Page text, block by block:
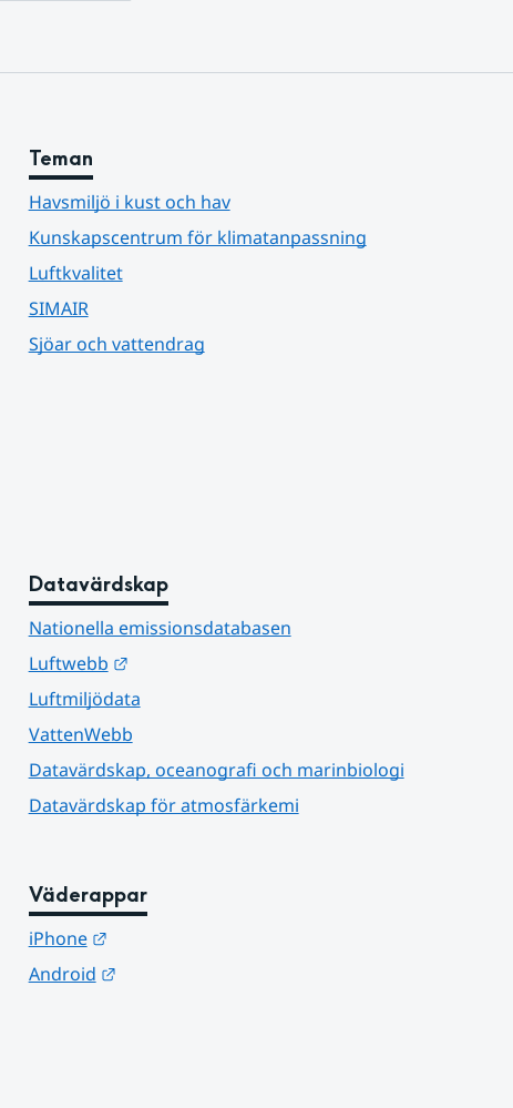
Teman
Havsmiljö i kust och hav
Kunskapscentrum för klimatanpassning
Luftkvalitet
SIMAIR
Sjöar och vattendrag
Datavärdskap
Nationella emissionsdatabasen
Luftwebb
Länk till annan webbplats.
Luftmiljödata
VattenWebb
Datavärdskap, oceanografi och marinbiologi
Datavärdskap för atmosfärkemi
Väderappar
iPhone
Länk till annan webbplats.
Android
Länk till annan webbplats.